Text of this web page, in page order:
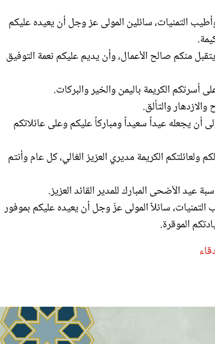
التمنيات، سائلين المولى عز وجل أن يعيده عليكم
منكم صالح الأعمال، وأن يديم عليكم نعمة التوفيق
أسرتكم الكريمة باليمن والخير والبركات.
والتألق.
أن يجعله عيداً سعيداً ومباركاً عليكم وعلى عائلاتكم
الكريمة مديري العزيز الغالي، كل عام وأنتم
عيد الأضحى المبارك للمدير القائد العزيز.
سائلاً المولى عزّ وجل أن يعيده عليكم بموفور
الموقرة.